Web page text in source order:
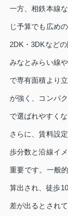
一方、相鉄本線
じ予算でも広め
2DK・3DKなど
みなとみらい線
で専有面積より
が強く、コンパ
で選ばれやすくな
さらに、賃料設
歩分数と沿線イ
重要です。一般
算出され、徒歩
差が出るとされ